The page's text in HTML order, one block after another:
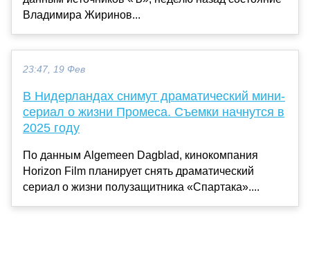
Владимира Жиринов...
23:47, 19 Фев
В Нидерландах снимут драматический мини-
сериал о жизни Промеса. Съемки начнутся в
2025 году
По данным Algemeen Dagblad, кинокомпания
Horizon Film планирует снять драматический
сериал о жизни полузащитника «Спартака»....